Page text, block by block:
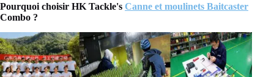
Pourquoi choisir HK Tackle's Canne et moulinets Baitcaster
Combo ?